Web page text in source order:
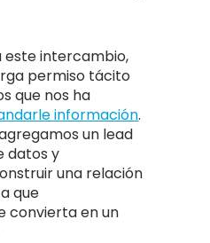
este intercambio,
permiso tácito
que nos ha
información.
un lead
datos y
una relación
que
convierta en un